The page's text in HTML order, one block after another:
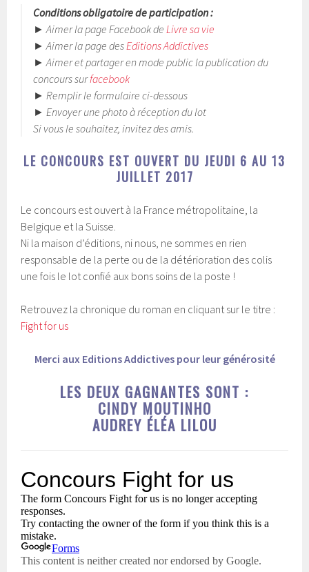
Conditions obligatoire de participation :
► Aimer la page Facebook de Livre sa vie
► Aimer la page des Editions Addictives
► Aimer et partager en mode public la publication du
concours surfacebook
► Remplir le formulaire ci-dessous
► Envoyer une photo à réception du lot
Si vous le souhaitez, invitez des amis.
LE CONCOURS EST OUVERT DU JEUDI 6 AU 13
JUILLET 2017
Le concours est ouvert à la France métropolitaine, la
Belgique et la Suisse.
Ni la maison d’éditions, ni nous, ne sommes en rien
responsable de la perte ou de la détérioration des colis
une fois le lot confié aux bons soins de la poste !
Retrouvez la chronique du roman en cliquant sur le titre :
Fight for us
Merci aux Editions Addictives pour leur générosité
LES DEUX GAGNANTES SONT :
CINDY MOUTINHO
AUDREY ÉLÉA LILOU